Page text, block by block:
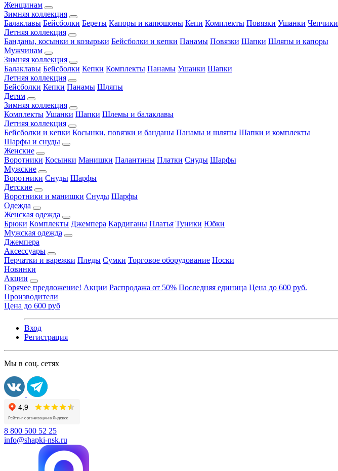
Женщинам
Зимняя коллекция
Балаклавы Бейсболки Береты Капоры и капюшоны Кепи Комплекты Повязки Ушанки Чепчики
Летняя коллекция
Банданы, косынки и козырьки Бейсболки и кепки Панамы Повязки Шапки Шляпы и капоры
Мужчинам
Зимняя коллекция
Балаклавы Бейсболки Кепки Комплекты Панамы Ушанки Шапки
Летняя коллекция
Бейсболки Кепки Панамы Шляпы
Детям
Зимняя коллекция
Комплекты Ушанки Шапки Шлемы и балаклавы
Летняя коллекция
Бейсболки и кепки Косынки, повязки и банданы Панамы и шляпы Шапки и комплекты
Шарфы и снуды
Женские
Воротники Косынки Манишки Палантины Платки Снуды Шарфы
Мужские
Воротники Снуды Шарфы
Детские
Воротники и манишки Снуды Шарфы
Одежда
Женская одежда
Брюки Комплекты Джемпера Кардиганы Платья Туники Юбки
Мужская одежда
Джемпера
Аксессуары
Перчатки и варежки Пледы Сумки Торговое оборудование Носки
Новинки
Акции
Горячее предложение! Акции Распродажа от 50% Последняя единица Цена до 600 руб.
Производители
Цена до 600 руб
Вход
Регистрация
Мы в соц. сетях
8 800 500 52 25
info@shapki-nsk.ru